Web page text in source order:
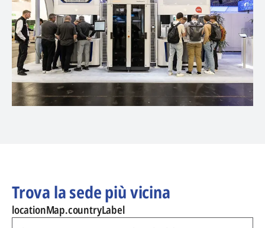
Trova la sede più vicina
locationMap.countryLabel